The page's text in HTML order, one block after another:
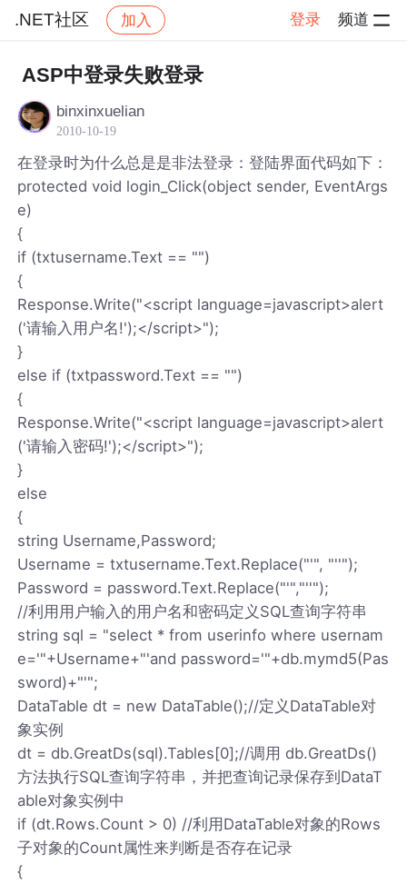
.NET社区 加入 登录 频道
社区 .NET社区 帖子详情
ASP中登录失败登录
binxinxuelian
2010-10-19
在登录时为什么总是是非法登录：登陆界面代码如下：
protected void login_Click(object sender, EventArgs
e)
{
if (txtusername.Text == "")
{
Response.Write("<script language=javascript>alert
('请输入用户名!');</script>");
}
else if (txtpassword.Text == "")
{
Response.Write("<script language=javascript>alert
('请输入密码!');</script>");
}
else
{
string Username,Password;
Username = txtusername.Text.Replace("'", "''");
Password = password.Text.Replace("'","''");
//利用用户输入的用户名和密码定义SQL查询字符串
string sql = "select * from userinfo where usernam
e='"+Username+"'and password='"+db.mymd5(Pas
sword)+"'";
DataTable dt = new DataTable();//定义DataTable对
象实例
dt = db.GreatDs(sql).Tables[0];//调用 db.GreatDs()
方法执行SQL查询字符串，并把查询记录保存到DataT
able对象实例中
if (dt.Rows.Count > 0) //利用DataTable对象的Rows
子对象的Count属性来判断是否存在记录
{